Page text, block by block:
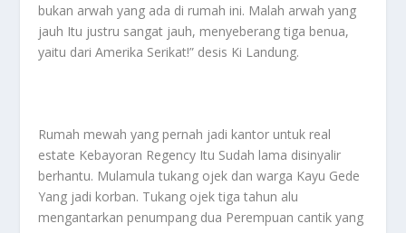
bukan arwah yang ada di rumah ini. Malah arwah yang
jauh Itu justru sangat jauh, menyeberang tiga benua,
yaitu dari Amerika Serikat!” desis Ki Landung.
Rumah mewah yang pernah jadi kantor untuk real
estate Kebayoran Regency Itu Sudah lama disinyalir
berhantu. Mulamula tukang ojek dan warga Kayu Gede
Yang jadi korban. Tukang ojek tiga tahun alu
mengantarkan penumpang dua Perempuan cantik yang